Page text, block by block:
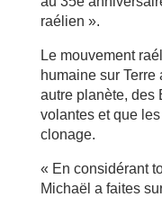
raélien ».
Le mouvement
humaine sur Terre
autre planète, des
volantes et que
clonage.
« En considérant
Michaël a faites